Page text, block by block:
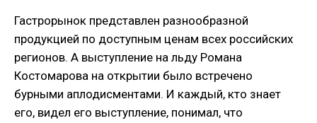
Гастрорынок представлен разнообразной
продукцией по доступным ценам всех российских
регионов. А выступление на льду Романа
Костомарова на открытии было встречено
бурными аплодисментами. И каждый, кто знает
его, видел его выступление, понимал, что